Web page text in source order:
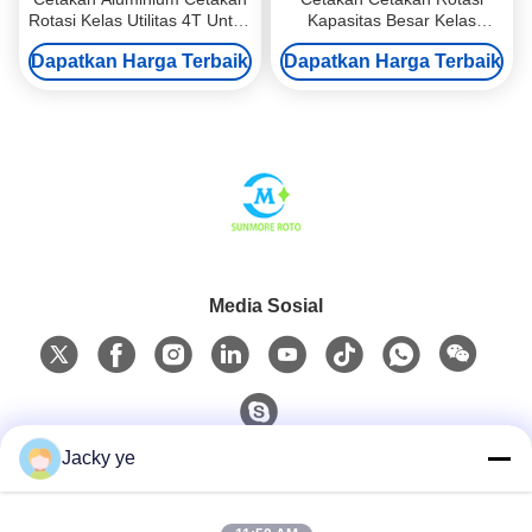
Rotasi Kelas Utilitas 4T Untuk
Pasokan Air Regional
Dapatkan Harga Terbaik
Kapasitas Besar Kelas
Industri 3T Untuk Pasokan
Air Berkelanjutan
Dapatkan Harga Terbaik
Media Sosial
Jacky ye